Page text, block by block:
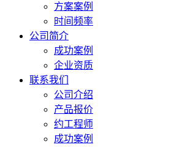
方案案例
时间频率
公司简介
成功案例
企业资质
联系我们
公司介绍
产品报价
约工程师
成功案例